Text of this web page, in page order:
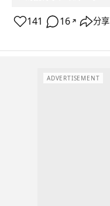
141 16 ↗ 分享
ADVERTISEMENT